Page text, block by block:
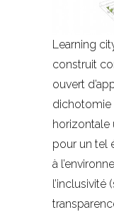
Learning
construit
ouvert
dichotomie
horizontale
pour un tel
à
l’inclusivité